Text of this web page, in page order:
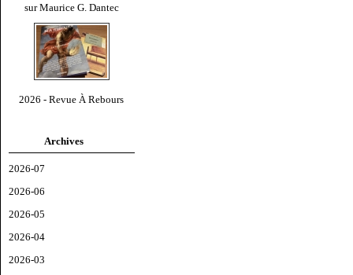
sur Maurice G. Dantec
2026 - Revue À Rebours
Archives
2026-07
2026-06
2026-05
2026-04
2026-03